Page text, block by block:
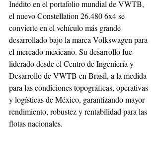
Inédito en el portafolio mundial de VWTB,
el nuevo Constellation 26.480 6x4 se
convierte en el vehículo más grande
desarrollado bajo la marca Volkswagen para
el mercado mexicano. Su desarrollo fue
liderado desde el Centro de Ingeniería y
Desarrollo de VWTB en Brasil, a la medida
para las condiciones topográficas, operativas
y logísticas de México, garantizando mayor
rendimiento, robustez y rentabilidad para las
flotas nacionales.